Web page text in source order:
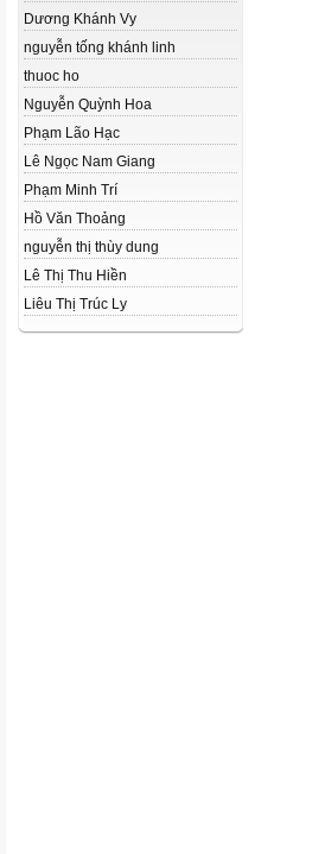
Dương Khánh Vy
nguyễn tống khánh linh
thuoc ho
Nguyễn Quỳnh Hoa
Phạm Lão Hạc
Lê Ngọc Nam Giang
Phạm Minh Trí
Hồ Văn Thoảng
nguyễn thị thùy dung
Lê Thị Thu Hiền
Liêu Thị Trúc Ly